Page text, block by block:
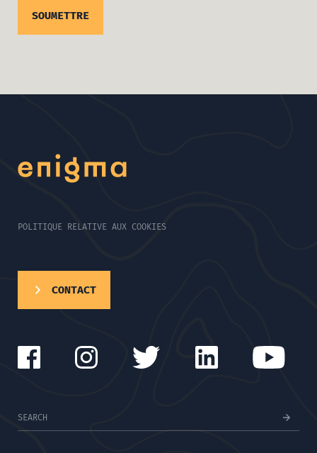
POLITIQUE RELATIVE AUX COOKIES
CONTACT